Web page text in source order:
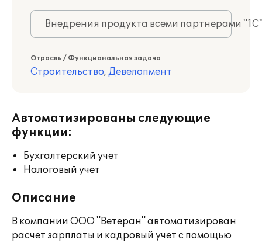
Внедрения продукта всеми партнерами
Отрасль / Функциональная задача
Строительство, Девелопмент
Автоматизированы следующие
функции:
Бухгалтерский учет
Налоговый учет
Описание
В компании ООО "Ветеран" автоматизирован
расчет зарплаты и кадровый учет с помощью